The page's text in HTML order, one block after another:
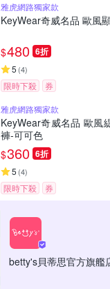
雅虎網路獨家款
KeyWear奇威名品 歐風
$480 6折
5 (4)
限時下殺
券
雅虎網路獨家款
KeyWear奇威名品 歐風
褲-可可色
$360 6折
5 (4)
限時下殺 券
betty's貝蒂思官方旗艦